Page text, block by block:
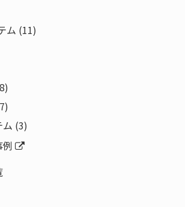
ム (11)
ム (3)
メント